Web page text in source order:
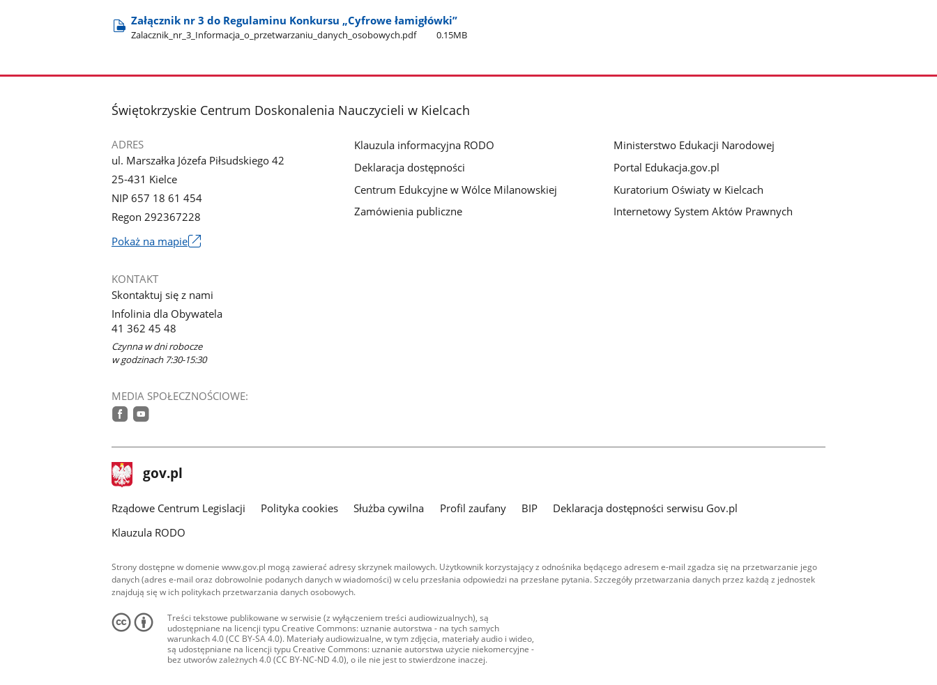
Załącznik nr 3 do Regulaminu Konkursu „Cyfrowe łamigłówki”
Zalacznik​_nr​_3​_Informacja​_o​_przetwarzaniu​_danych​_osobowych.pdf 0.15MB
stopka
Świętokrzyskie Centrum Doskonalenia Nauczycieli w Kielcach
ADRES
ul. Marszałka Józefa Piłsudskiego 42
25-431 Kielce
NIP 657 18 61 454
Regon 292367228
Pokaż na mapieLink
nowym
oknie
KONTAKT
Skontaktuj się z nami
Infolinia dla Obywatela
41 362 45 48
Czynna w dni robocze
w godzinach 7:30-15:30
MEDIA SPOŁECZNOŚCIOWE:
Klauzula informacyjna RODO
Deklaracja dostępności
Centrum Edukcyjne w Wólce Milanowskiej
Zamówienia publiczne
Ministerstwo Edukacji Narodowej
Portal Edukacja.gov.pl
Kuratorium Oświaty w Kielcach
Internetowy System Aktów Prawnych
stopka
gov.pl Strona
gov.pl
Rządowe Centrum Legislacji Polityka cookies Służba cywilna Profil zaufany BIP
Deklaracja dostępności serwisu Gov.pl
Klauzula RODO
Strony dostępne w domenie www.gov.pl mogą zawierać adresy skrzynek mailowych. Użytkownik korzystający z odnośnika będącego adresem e-mail zgadza się na przetwarzanie jego
danych (adres e-mail oraz dobrowolnie podanych danych w wiadomości) w celu przesłania odpowiedzi na przesłane pytania. Szczegóły przetwarzania danych przez każdą z jednostek
znajdują się w ich politykach przetwarzania danych osobowych.
Treści tekstowe publikowane w serwisie (z wyłączeniem treści audiowizualnych), są
udostępniane na licencji typu Creative Commons: uznanie autorstwa - na tych samych
warunkach 4.0 (CC BY-SA 4.0). Materiały audiowizualne, w tym zdjęcia, materiały audio i wideo,
są udostępniane na licencji typu Creative Commons: uznanie autorstwa użycie niekomercyjne -
bez utworów zależnych 4.0 (CC BY-NC-ND 4.0), o ile nie jest to stwierdzone inaczej.